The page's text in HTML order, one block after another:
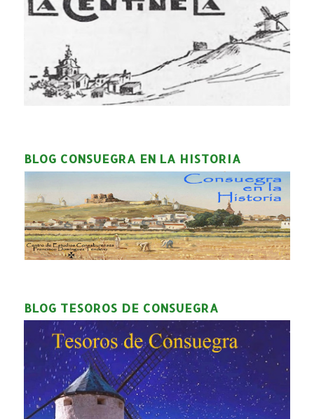
BLOG CONSUEGRA EN LA HISTORIA
BLOG TESOROS DE CONSUEGRA